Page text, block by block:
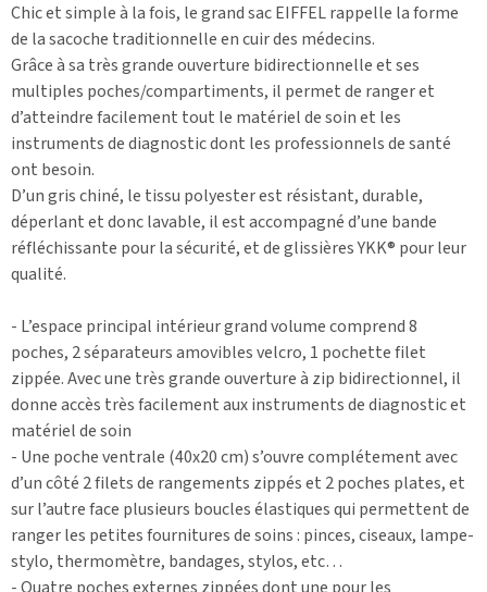
Chic et simple à la fois, le grand sac EIFFEL rappelle la forme
de la sacoche traditionnelle en cuir des médecins.
Grâce à sa très grande ouverture bidirectionnelle et ses
multiples poches/compartiments, il permet de ranger et
d’atteindre facilement tout le matériel de soin et les
instruments de diagnostic dont les professionnels de santé
ont besoin.
D’un gris chiné, le tissu polyester est résistant, durable,
déperlant et donc lavable, il est accompagné d’une bande
réfléchissante pour la sécurité, et de glissières YKK® pour leur
qualité.
- L’espace principal intérieur grand volume comprend 8
poches, 2 séparateurs amovibles velcro, 1 pochette filet
zippée. Avec une très grande ouverture à zip bidirectionnel, il
donne accès très facilement aux instruments de diagnostic et
matériel de soin
- Une poche ventrale (40x20 cm) s’ouvre complétement avec
d’un côté 2 filets de rangements zippés et 2 poches plates, et
sur l’autre face plusieurs boucles élastiques qui permettent de
ranger les petites fournitures de soins : pinces, ciseaux, lampe-
stylo, thermomètre, bandages, stylos, etc…
- Quatre poches externes zippées dont une pour les